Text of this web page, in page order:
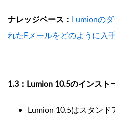
ナレッジベース： Lumionの
れたEメールをどのように入
1.3：Lumion 10.5のインスト
Lumion 10.5はスタン